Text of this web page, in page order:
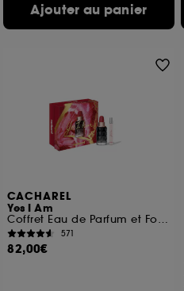
Ajouter au panier
CACHAREL
Yes I Am
Coffret Eau de Parfum et Format Voyage
571
82,00€